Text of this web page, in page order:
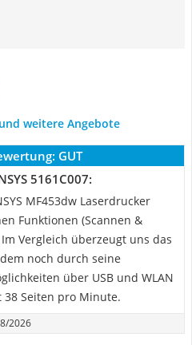
weitere Angebote
GUT
5161C007:
MF453dw Laserdrucker
Funktionen (Scannen &
Vergleich überzeugt uns das
noch durch seine
über USB und WLAN
Seiten pro Minute.
2026